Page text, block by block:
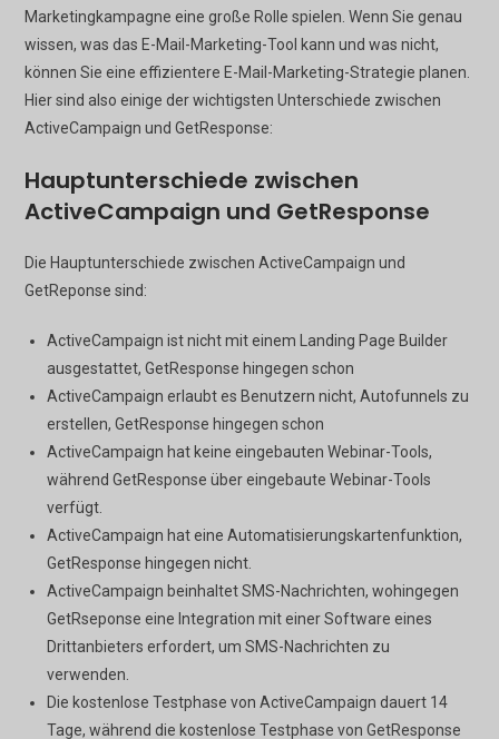
Marketingkampagne eine große Rolle spielen. Wenn Sie genau
wissen, was das E-Mail-Marketing-Tool kann und was nicht,
können Sie eine effizientere E-Mail-Marketing-Strategie planen.
Hier sind also einige der wichtigsten Unterschiede zwischen
ActiveCampaign und GetResponse:
Hauptunterschiede zwischen
ActiveCampaign und GetResponse
Die Hauptunterschiede zwischen ActiveCampaign und
GetReponse sind:
ActiveCampaign ist nicht mit einem Landing Page Builder
ausgestattet, GetResponse hingegen schon
ActiveCampaign erlaubt es Benutzern nicht, Autofunnels zu
erstellen, GetResponse hingegen schon
ActiveCampaign hat keine eingebauten Webinar-Tools,
während GetResponse über eingebaute Webinar-Tools
verfügt.
ActiveCampaign hat eine Automatisierungskartenfunktion,
GetResponse hingegen nicht.
ActiveCampaign beinhaltet SMS-Nachrichten, wohingegen
GetRseponse eine Integration mit einer Software eines
Drittanbieters erfordert, um SMS-Nachrichten zu
verwenden.
Die kostenlose Testphase von ActiveCampaign dauert 14
Tage, während die kostenlose Testphase von GetResponse